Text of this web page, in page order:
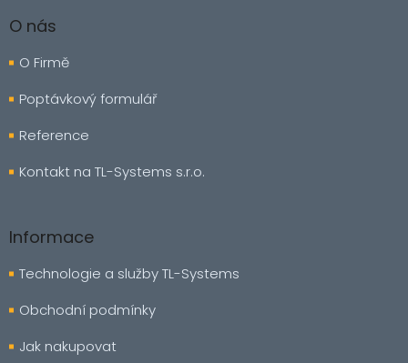
á
a
O nás
O Firmě
Poptávkový formulář
Reference
Kontakt na TL-Systems s.r.o.
Informace
Technologie a služby TL-Systems
Obchodní podmínky
Jak nakupovat